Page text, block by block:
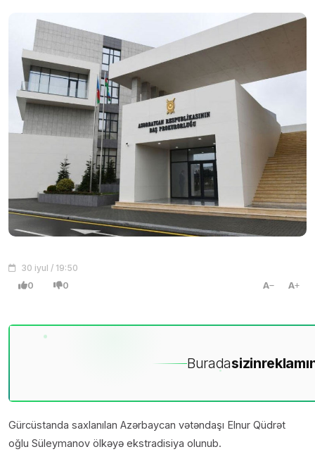
30 iyul / 19:50
0 0 A A
Buradasizin
Gürcüstanda saxlanılan Azərbaycan vətəndaşı Elnur Qüdrət
oğlu Süleymanov ölkəyə ekstradisiya olunub.